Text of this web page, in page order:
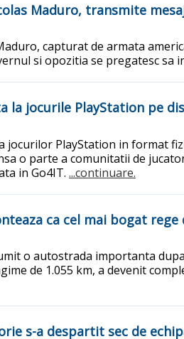
Maduro, transmite
capturat de armata
si opozitia se pregatesc sa
la jocurile PlayStation pe
jocurilor PlayStation in format
o parte a comunitatii de
in Go4IT. ...continuare.
ca cel mai bogat
o autostrada importanta
de 1.055 km, a devenit
s-a despartit sec de